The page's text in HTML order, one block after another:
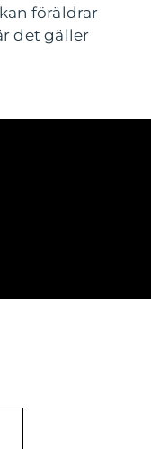
föräldrar
det gäller